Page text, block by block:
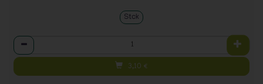
Stck
Anzahl
3,10 €